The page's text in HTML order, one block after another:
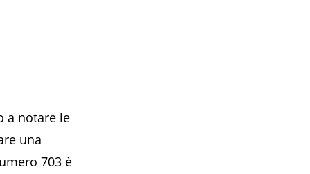
a notare le
una
703 è